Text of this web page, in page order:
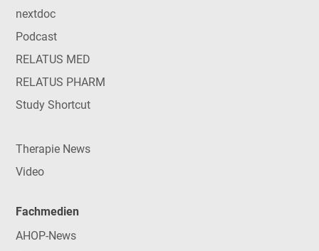
nextdoc
Podcast
RELATUS MED
RELATUS PHARM
Study Shortcut
Therapie News
Video
Fachmedien
AHOP-News